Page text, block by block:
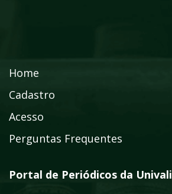
Home
Cadastro
Acesso
Perguntas Frequentes
Portal de Periódicos da Univali